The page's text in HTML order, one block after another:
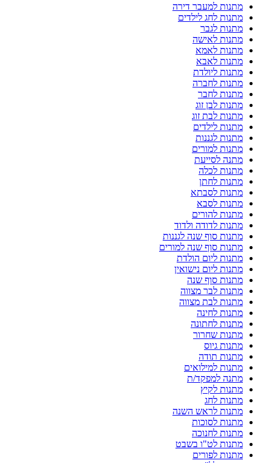
מתנות למעבר דירה
מתנות לחג לילדים
מתנות לגבר
מתנות לאישה
מתנות לאמא
מתנות לאבא
מתנות ליולדת
מתנות לחברה
מתנות לחבר
מתנות לבן זוג
מתנות לבת זוג
מתנות לילדים
מתנות לגננות
מתנות למורים
מתנה לסייעת
מתנות לכלה
מתנות לחתן
מתנות לסבתא
מתנות לסבא
מתנות להורים
מתנות לדודה ולדוד
מתנות סוף שנה לגננות
מתנות סוף שנה למורים
מתנות ליום הולדת
מתנות ליום נישואין
מתנות סוף שנה
מתנות לבר מצווה
מתנות לבת מצווה
מתנות לחינה
מתנות לחתונה
מתנות שחרור
מתנות גיוס
מתנות תודה
מתנות למילואים
מתנה למפקד/ת
מתנות לקיץ
מתנות לחג
מתנות לראש השנה
מתנות לסוכות
מתנות לחנוכה
מתנות לט"ו בשבט
מתנות לפורים